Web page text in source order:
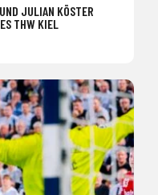
JULIAN KÖSTER
THW KIEL